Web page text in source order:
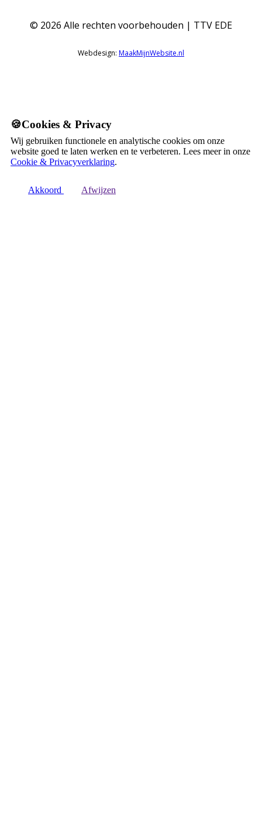
© 2026 Alle rechten voorbehouden | TTV EDE
Webdesign: MaakMijnWebsite.nl
🍪Cookies & Privacy
Wij gebruiken functionele en analytische cookies om onze
website goed te laten werken en te verbeteren. Lees meer in onze
Cookie & Privacyverklaring.
Akkoord Afwijzen